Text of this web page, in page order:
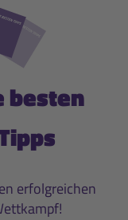
besten
erfolgreichen